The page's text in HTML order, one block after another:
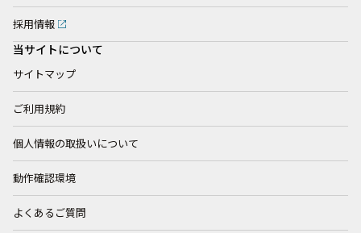
採用情報
当サイトについて
サイトマップ
ご利用規約
個人情報の取扱いについて
動作確認環境
よくあるご質問